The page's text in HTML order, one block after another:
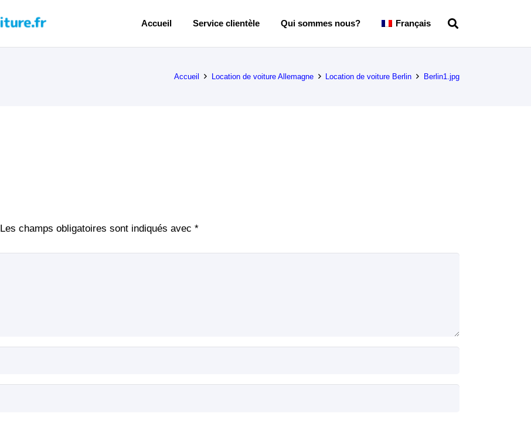
Accueil Service clientèle Qui sommes nous? Français
Accueil Location de voiture Allemagne Location de voiture Berlin Berlin1.jpg
Les champs obligatoires sont indiqués avec *